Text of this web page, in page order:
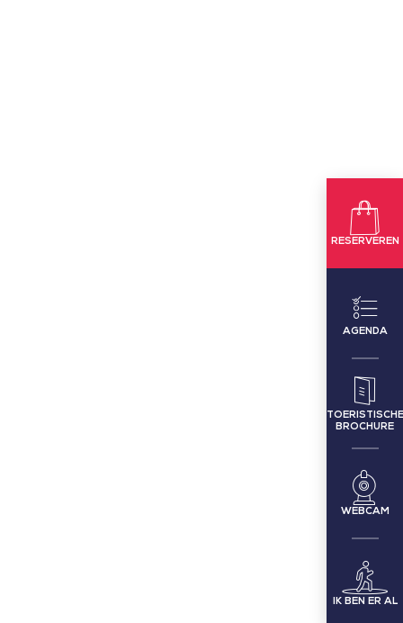
RESERVEREN
AGENDA
TOERISTISCHE
BROCHURE
WEBCAM
IK BEN ER AL